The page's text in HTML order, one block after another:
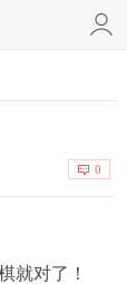
0
就对了！